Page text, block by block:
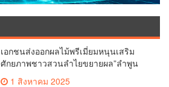
เอกชนส่งออกผลไม้พรีเมี่ยมหนุนเสริม
ศักยภาพชาวสวนลำไยขยายผล”ลำพูน
1 สิงหาคม 2025